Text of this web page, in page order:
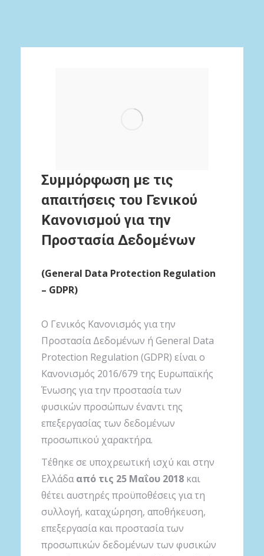
Συμμόρφωση με τις
απαιτήσεις του Γενικού
Κανονισμού για την
Προστασία Δεδομένων
(General Data Protection Regulation
– GDPR)
O Γενικός Κανονισμός για την
Προστασία Δεδομένων ή General Data
Protection Regulation (GDPR) είναι ο
Κανονισμός 2016/679 της Ευρωπαϊκής
Ένωσης για την προστασία των
φυσικών προσώπων έναντι της
επεξεργασίας των δεδομένων
προσωπικού χαρακτήρα.
Τέθηκε σε υποχρεωτική ισχύ και στην
Ελλάδααπό τις 25 Μαΐου 2018 και
θέτει αυστηρές προϋποθέσεις για τη
συλλογή, καταχώρηση, αποθήκευση,
επεξεργασία και προστασία των
προσωπικών δεδομένων των φυσικών